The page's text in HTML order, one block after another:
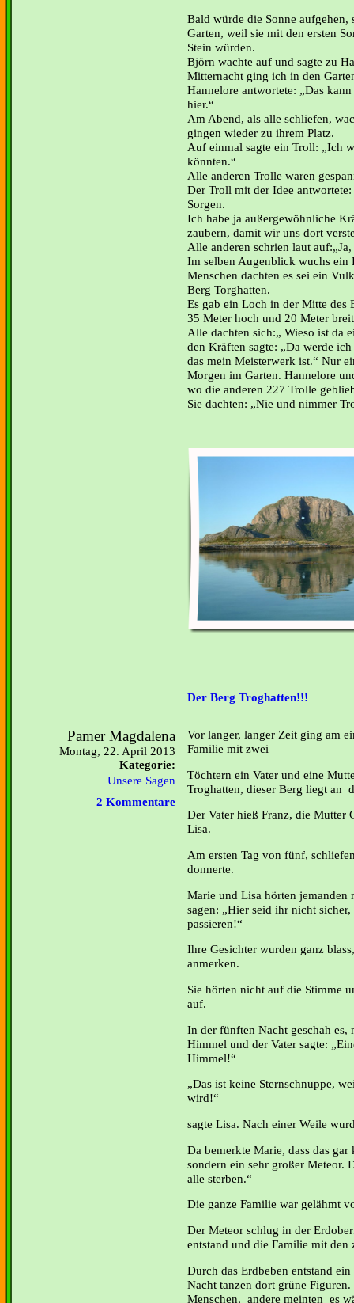
Bald würde die Sonne
Garten, weil sie mit den ersten
Stein würden.
Björn wachte auf und sagte zu
Mitternacht ging ich in den
Hannelore antwortete: „Das
hier.“
Am Abend, als alle schliefen,
gingen wieder zu ihrem Platz.
Auf einmal sagte ein Troll: „Ich
könnten.“
Alle anderen Trolle waren
Der Troll mit der Idee
Sorgen.
Ich habe ja außergewöhnliche
zaubern, damit wir uns dort
Alle anderen schrien laut
Im selben Augenblick wuchs ein
Menschen dachten es sei ein
Berg Torghatten.
Es gab ein Loch in der Mitte des
35 Meter hoch und 20 Meter
Alle dachten sich:„ Wieso ist da
den Kräften sagte: „Da werde
das mein Meisterwerk ist.“ Nur
Morgen im Garten. Hannelore
wo die anderen 227 Trolle
Sie dachten: „Nie und nimmer
Der Berg Troghatten!!!
Pamer Magdalena
Montag, 22. April 2013
Kategorie:
Unsere Sagen
2 Kommentare
Vor langer, langer Zeit ging am
Familie mit zwei
Töchtern ein Vater und eine
Troghatten, dieser Berg liegt an
Der Vater hieß Franz, die Mutter
Lisa.
Am ersten Tag von fünf,
donnerte.
Marie und Lisa hörten jemanden
sagen: „Hier seid ihr nicht
passieren!“
Ihre Gesichter wurden ganz
anmerken.
Sie hörten nicht auf die Stimme
auf.
In der fünften Nacht geschah es,
Himmel und der Vater sagte:
Himmel!“
Das ist keine Sternschnuppe,
wird!“
sagte Lisa. Nach einer Weile
Da bemerkte Marie, dass das gar
sondern ein sehr großer Meteor.
alle sterben.“
Die ganze Familie war gelähmt
Der Meteor schlug in der
entstand und die Familie mit
Durch das Erdbeben entstand
Nacht tanzen dort grüne
Menschen, andere meinten es